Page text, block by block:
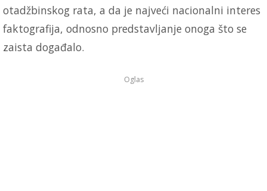
otadžbinskog rata, a da je najveći nacionalni interes
faktografija, odnosno predstavljanje onoga što se
zaista događalo.
Oglas